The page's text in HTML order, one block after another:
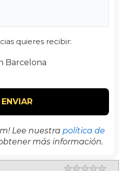
quieres recibir:
Barcelona
Lee nuestra política de
más información.